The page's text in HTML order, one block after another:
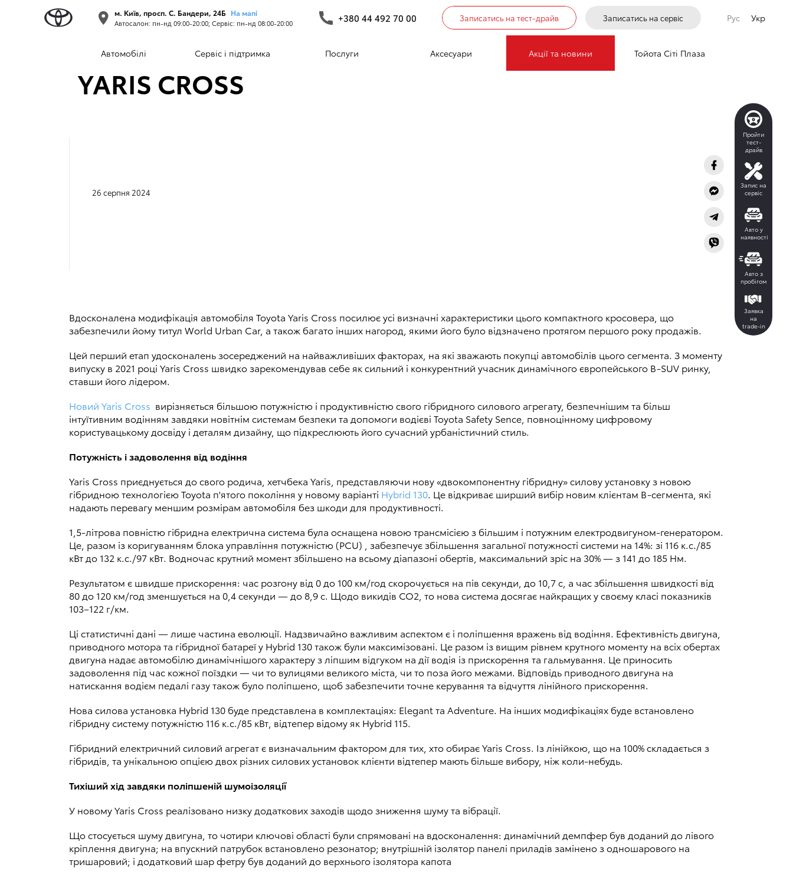
м. Київ, просп. С. Бандери, 24Б На мапі
Автосалон: пн-нд 09:00-20:00; Сервіс: пн-нд 08:00-20:00 +380 44 492 70 00 Записатись на тест-драйв Записатись на сервіс Рус Укр
Автомобілі Сервіс і підтримка Послуги Аксесуари Акції та новини Тойота Сіті Плаза
Пройти
тест-
драйв
Запис на
сервіс
Авто у
наявності
Авто з
пробігом
Заявка
на
trade-in
TOYOTA ПРЕДСТАВЛЯЄ ОНОВЛЕНУ МОДЕЛЬ
YARIS CROSS
26 серпня 2024
Вдосконалена модифікація автомобіля Toyota Yaris Cross посилює усі визначні характеристики цього компактного кросовера, що
забезпечили йому титул World Urban Car, а також багато інших нагород, якими його було відзначено протягом першого року продажів.
Цей перший етап удосконалень зосереджений на найважливіших факторах, на які зважають покупці автомобілів цього сегмента. З моменту
випуску в 2021 році Yaris Cross швидко зарекомендував себе як сильний і конкурентний учасник динамічного європейського B-SUV ринку,
ставши його лідером.
Новий Yaris Cross вирізняється більшою потужністю і продуктивністю свого гібридного силового агрегату, безпечнішим та більш
інтуїтивним водінням завдяки новітнім системам безпеки та допомоги водієві Toyota Safety Sence, повноцінному цифровому
користувацькому досвіду і деталям дизайну, що підкреслюють його сучасний урбаністичний стиль.
Потужність і задоволення від водіння
Yaris Cross приєднується до свого родича, хетчбека Yaris, представляючи нову «двокомпонентну гібридну» силову установку з новою
гібридною технологією Toyota п'ятого покоління у новому варіанті Hybrid 130. Це відкриває ширший вибір новим клієнтам B-сегмента, які
надають перевагу меншим розмірам автомобіля без шкоди для продуктивності.
1,5-літрова повністю гібридна електрична система була оснащена новою трансмісією з більшим і потужним електродвигуном-генератором.
Це, разом із коригуванням блока управління потужністю (PCU) , забезпечує збільшення загальної потужності системи на 14%: зі 116 к.с./85
кВт до 132 к.с./97 кВт. Водночас крутний момент збільшено на всьому діапазоні обертів, максимальний зріс на 30% — з 141 до 185 Нм.
Результатом є швидше прискорення: час розгону від 0 до 100 км/год скорочується на пів секунди, до 10,7 с, а час збільшення швидкості від
80 до 120 км/год зменшується на 0,4 секунди — до 8,9 с. Щодо викидів CO2, то нова система досягає найкращих у своєму класі показників
103–122 г/км.
Ці статистичні дані — лише частина еволюції. Надзвичайно важливим аспектом є і поліпшення вражень від водіння. Ефективність двигуна,
приводного мотора та гібридної батареї у Hybrid 130 також були максимізовані. Це разом із вищим рівнем крутного моменту на всіх обертах
двигуна надає автомобілю динамічнішого характеру з ліпшим відгуком на дії водія із прискорення та гальмування. Це приносить
задоволення під час кожної поїздки — чи то вулицями великого міста, чи то поза його межами. Відповідь приводного двигуна на
натискання водієм педалі газу також було поліпшено, щоб забезпечити точне керування та відчуття лінійного прискорення.
Нова силова установка Hybrid 130 буде представлена в комплектаціях: Elegant та Adventure. На інших модифікаціях буде встановлено
гібридну систему потужністю 116 к.с./85 кВт, відтепер відому як Hybrid 115.
Гібридний електричний силовий агрегат є визначальним фактором для тих, хто обирає Yaris Cross. Із лінійкою, що на 100% складається з
гібридів, та унікальною опцією двох різних силових установок клієнти відтепер мають більше вибору, ніж коли-небудь.
Тихіший хід завдяки поліпшеній шумоізоляції
У новому Yaris Cross реалізовано низку додаткових заходів щодо зниження шуму та вібрації.
Що стосується шуму двигуна, то чотири ключові області були спрямовані на вдосконалення: динамічний демпфер був доданий до лівого
кріплення двигуна; на впускний патрубок встановлено резонатор; внутрішній ізолятор панелі приладів замінено з одношарового на
тришаровий; і додатковий шар фетру був доданий до верхнього ізолятора капота